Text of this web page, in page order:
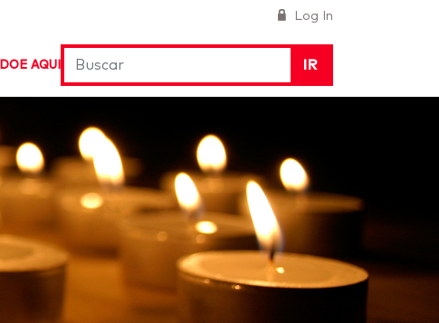
Log In
IR
DOE AQUI